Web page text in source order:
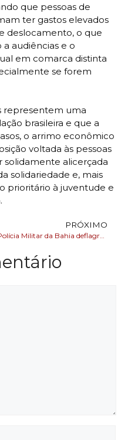
que pessoas de
ter gastos elevados
deslocamento, o que
audiências e o
em comarca distinta
se forem
representem uma
brasileira e que a
o arrimo econômico
voltada às pessoas
solidamente alicerçada
solidariedade e, mais
prioritário à juventude e
PRÓXIMO
Polícia Militar da Bahia deflagra Operação Vectura.